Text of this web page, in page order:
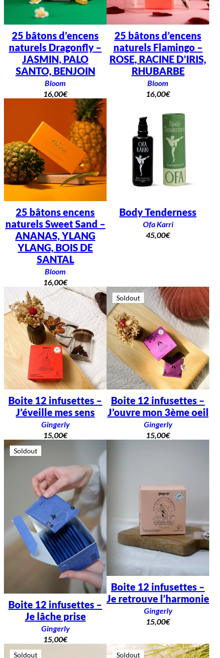
25 bâtons d’encens
naturels Dragonfly –
JASMIN, PALO
SANTO, BENJOIN
Bloom
16,00€
25 bâtons d’encens
naturels Flamingo –
ROSE, RACINE D’IRIS,
RHUBARBE
Bloom
16,00€
25 bâtons encens
naturels Sweet Sand –
ANANAS, YLANG
YLANG, BOIS DE
SANTAL
Bloom
16,00€
Body Tenderness
Ofa Karri
45,00€
Boite 12 infusettes –
J’éveille mes sens
Gingerly
15,00€
Soldout
Boite 12 infusettes –
J’ouvre mon 3ème oeil
Gingerly
15,00€
Soldout
Boite 12 infusettes –
Je lâche prise
Gingerly
15,00€
Boite 12 infusettes –
Je retrouve l’harmonie
Gingerly
15,00€
Soldout Soldout